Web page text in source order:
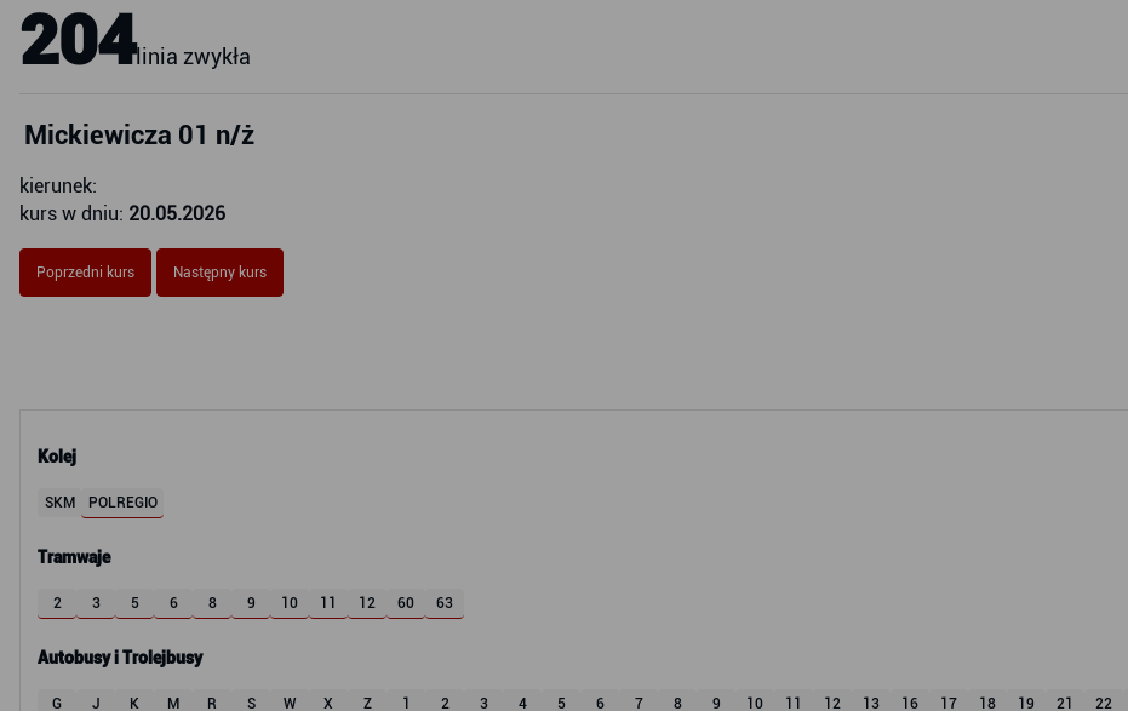
Kolej
SKM POLREGIO
Tramwaje
2 3 5 6 8 9 10 11 12 60 63
Autobusy i Trolejbusy
G J K M R S W X Z 1 2 3 4 5 6 7 8 9 10 11 12 13 16 17 18 19 21 22
204linia zwykła
Mickiewicza 01 n/ż
kierunek:
kurs w dniu: 20.05.2026
Poprzedni kurs Następny kurs